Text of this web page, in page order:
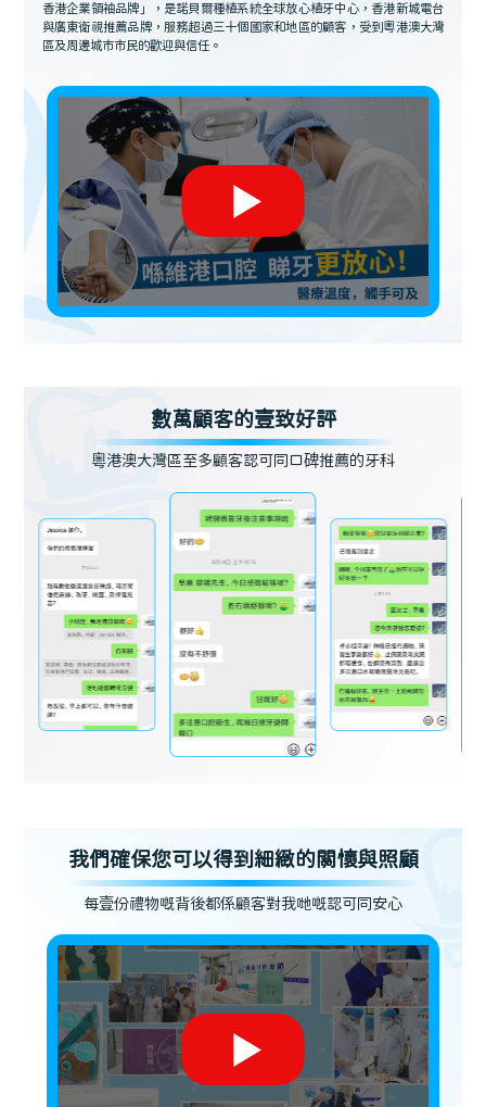
香港企業領袖品牌」，是諾貝爾種植系統全球放心植牙中心，香港新城電台
與廣東衛視推薦品牌，服務超過三十個國家和地區的顧客，受到粵港澳大灣
區及周邊城市市民的歡迎與信任。
數萬顧客的壹致好評
粵港澳大灣區至多顧客認可同口碑推薦的牙科
我們確保您可以得到細緻的關懷與照顧
每壹份禮物嘅背後都係顧客對我哋嘅認可同安心